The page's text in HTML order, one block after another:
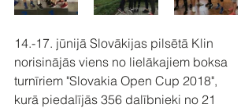
14.-17. jūnijā Slovākijas pilsētā Klin
norisinājās viens no lielākajiem boksa
turnīriem "Slovakia Open Cup 2018",
kurā piedalījās 356 dalībnieki no 21